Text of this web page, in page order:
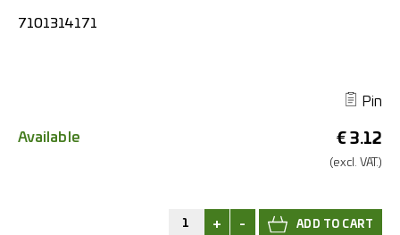
7101314171
Pin
€ 3.12
(excl. VAT.)
Available
+ -